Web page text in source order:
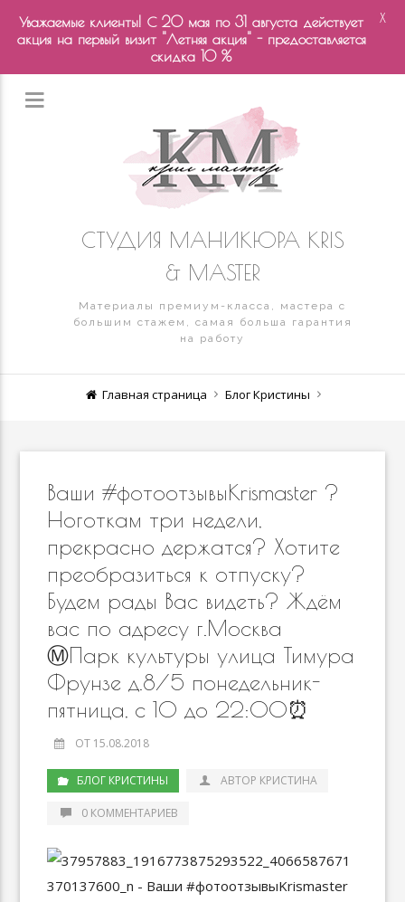
СТУДИЯ МАНИКЮРА KRIS
& MASTER
Материалы премиум-класса, мастера с
большим стажем, самая больша гарантия
на работу
Главная страница Блог Кристины
Ваши #фотоотзывыKrismaster ?
Ноготкам три недели,
прекрасно держатся? Хотите
преобразиться к отпуску?
Будем рады Вас видеть? Ждём
вас по адресу г.Москва
Ⓜ️Парк культуры улица Тимура
Фрунзе д.8/5 понедельник-
пятница, с 10 до 22:00⏰
ОТ 15.08.2018
БЛОГ КРИСТИНЫ АВТОР КРИСТИНА
0 КОММЕНТАРИЕВ
Уважаемые клиенты! С 20 мая по 31 августа действует
акция на первый визит "Летняя акция" - предоставляется
скидка 10 %
X